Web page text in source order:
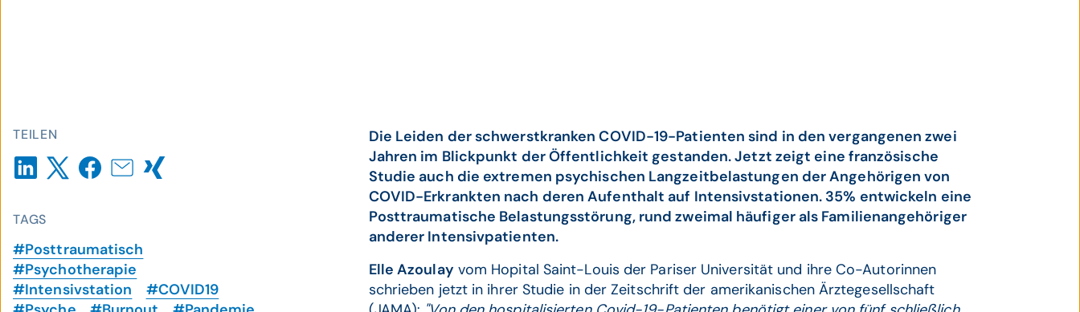
TEILEN
TAGS
#Posttraumatisch
#Psychotherapie
#Intensivstation
#COVID19
Die Leiden der schwerstkranken COVID-19-Patienten sind in den vergangenen zwei
Jahren im Blickpunkt der Öffentlichkeit gestanden. Jetzt zeigt eine französische
Studie auch die extremen psychischen Langzeitbelastungen der Angehörigen von
COVID-Erkrankten nach deren Aufenthalt auf Intensivstationen. 35% entwickeln eine
Posttraumatische Belastungsstörung, rund zweimal häufiger als Familienangehöriger
anderer Intensivpatienten.
Elle Azoulay vom Hopital Saint-Louis der Pariser Universität und ihre Co-Autorinnen
schrieben jetzt in ihrer Studie in der Zeitschrift der amerikanischen Ärztegesellschaft